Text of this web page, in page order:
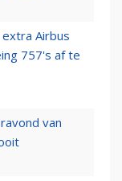
Airbus
757's af te
van